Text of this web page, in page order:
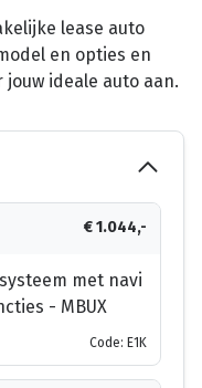
lease auto
en opties en
ideale auto aan.
€ 1.044,-
met navi
- MBUX
Code: E1K